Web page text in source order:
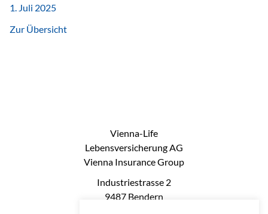
1. Juli 2025
Zur Übersicht
Vienna-Life
Lebensversicherung AG
Vienna Insurance Group
Industriestrasse 2
9487 Bendern